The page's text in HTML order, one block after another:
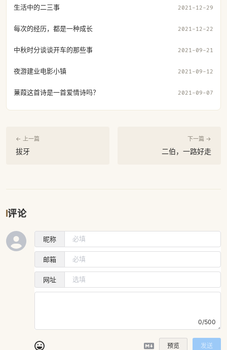
生活中的二三事 2021-12-29
每次的经历，都是一种成长 2021-12-22
中秋时分谈谈开车的那些事 2021-09-21
夜游建业电影小镇 2021-09-12
蒹葭这首诗是一首爱情诗吗？ 2021-09-07
← 上一篇
拔牙
下一篇 →
二伯，一路好走
评论
昵称
邮箱
网址
0/500
预览 发送